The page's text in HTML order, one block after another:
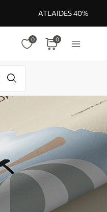
ATLAIDES 40%
0 0